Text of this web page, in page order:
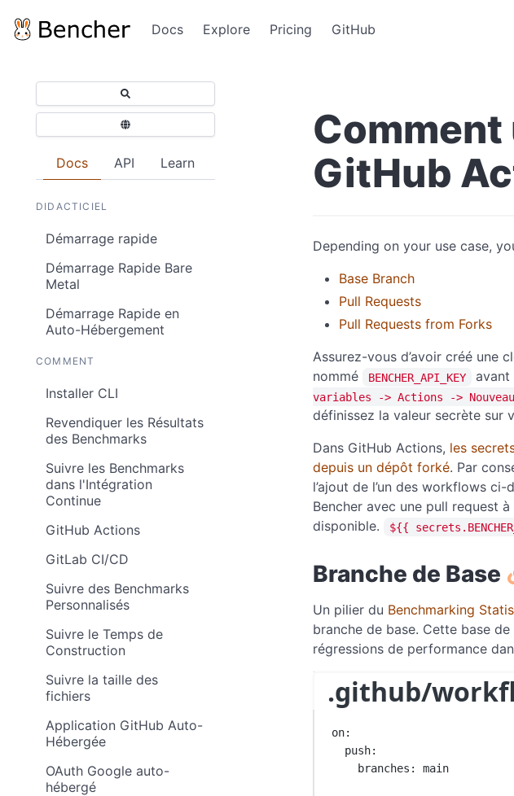
Docs Explore Pricing GitHub
Docs API Learn
DIDACTICIEL
Démarrage rapide
Démarrage Rapide Bare
Metal
Démarrage Rapide en
Auto-Hébergement
COMMENT
Installer CLI
Revendiquer les Résultats
des Benchmarks
Suivre les Benchmarks
dans l'Intégration
Continue
GitHub Actions
GitLab CI/CD
Suivre des Benchmarks
Personnalisés
Suivre le Temps de
Construction
Suivre la taille des
fichiers
Application GitHub Auto-
Hébergée
OAuth Google auto-
hébergé
GitHub
Depending on your use case,
Base Branch
Pull Requests
Pull Requests from Forks
Assurez-vous d’avoir créé une
nommé
BENCHER_API_KEY avant
variables -> Actions ->
définissez la valeur secrète sur
Dans GitHub Actions, les
depuis un dépôt forké. Par
l’ajout de l’un des workflows
Bencher avec une pull request
disponible.
${{
Branche de Base
Un pilier du Benchmarking
branche de base. Cette base
régressions de performance
.github/
on:
push:
branches : main